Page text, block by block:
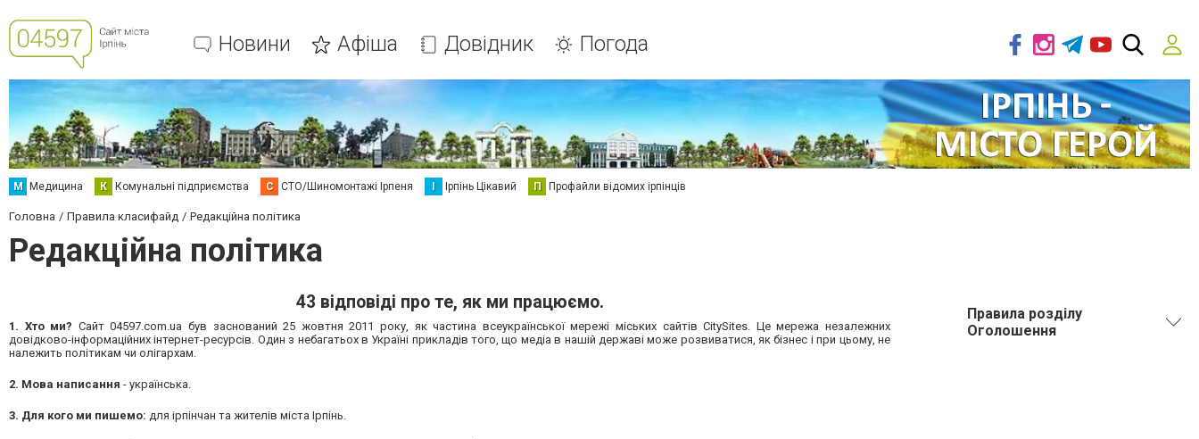
Новини Афіша Довідник Погода
М Медицина К Комунальні підприємства С СТО/Шиномонтажі Ірпеня І Ірпінь Цікавий П Профайли відомих ірпінців
Головна Правила класифайд Редакційна політика
Редакційна політика
43 відповіді про те, як ми працюємо.
1. Хто ми? Сайт 04597.com.ua був заснований 25 жовтня 2011 року, як частина всеукраїнської мережі міських сайтів CitySites. Це мережа незалежних
довідково-інформаційних інтернет-ресурсів. Один з небагатьох в Україні прикладів того, що медіа в нашій державі може розвиватися, як бізнес і при цьому, не
належить політикам чи олігархам.
2. Мова написання - українська.
3. Для кого ми пишемо: для ірпінчан та жителів міста Ірпінь.
Правила розділу
Оголошення